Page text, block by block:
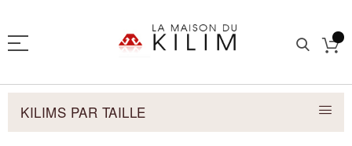
KILIMS PAR TAILLE